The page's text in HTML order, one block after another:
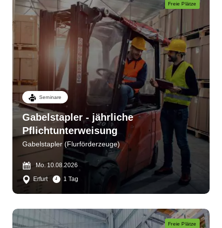
Freie Plätze
Seminare
Gabelstapler - jährliche
Pflichtunterweisung
Gabelstapler (Flurförderzeuge)
Mo. 10.08.2026
Erfurt
1 Tag
Freie Plätze